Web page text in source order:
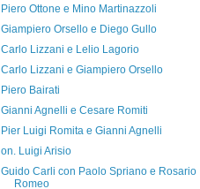
Piero Ottone e Mino Martinazzoli
Giampiero Orsello e Diego Gullo
Carlo Lizzani e Lelio Lagorio
Carlo Lizzani e Giampiero Orsello
Piero Bairati
Gianni Agnelli e Cesare Romiti
Pier Luigi Romita e Gianni Agnelli
on. Luigi Arisio
Guido Carli con Paolo Spriano e Rosario
Romeo